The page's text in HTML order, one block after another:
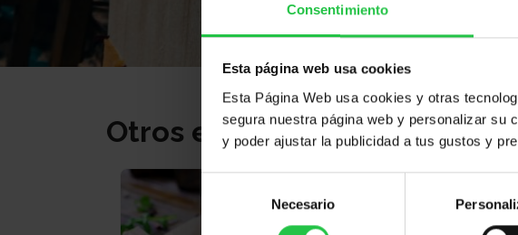
Consentimiento
Esta página web usa cookies
Esta Página Web usa cookies y otras
segura nuestra página web y personalizar su
y poder ajustar la publicidad a tus gustos y
consentimiento
Necesario
Otros eventos